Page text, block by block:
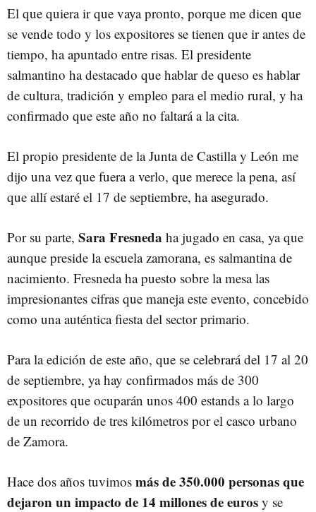
El que quiera ir que vaya pronto, porque me dicen que
se vende todo y los expositores se tienen que ir antes de
tiempo, ha apuntado entre risas. El presidente
salmantino ha destacado que hablar de queso es hablar
de cultura, tradición y empleo para el medio rural, y ha
confirmado que este año no faltará a la cita.
El propio presidente de la Junta de Castilla y León me
dijo una vez que fuera a verlo, que merece la pena, así
que allí estaré el 17 de septiembre, ha asegurado.
Por su parte, Sara Fresneda ha jugado en casa, ya que
aunque preside la escuela zamorana, es salmantina de
nacimiento. Fresneda ha puesto sobre la mesa las
impresionantes cifras que maneja este evento, concebido
como una auténtica fiesta del sector primario.
Para la edición de este año, que se celebrará del 17 al 20
de septiembre, ya hay confirmados más de 300
expositores que ocuparán unos 400 estands a lo largo
de un recorrido de tres kilómetros por el casco urbano
de Zamora.
Hace dos años tuvimos más de 350.000 personas que
dejaron un impacto de 14 millones de euros y se